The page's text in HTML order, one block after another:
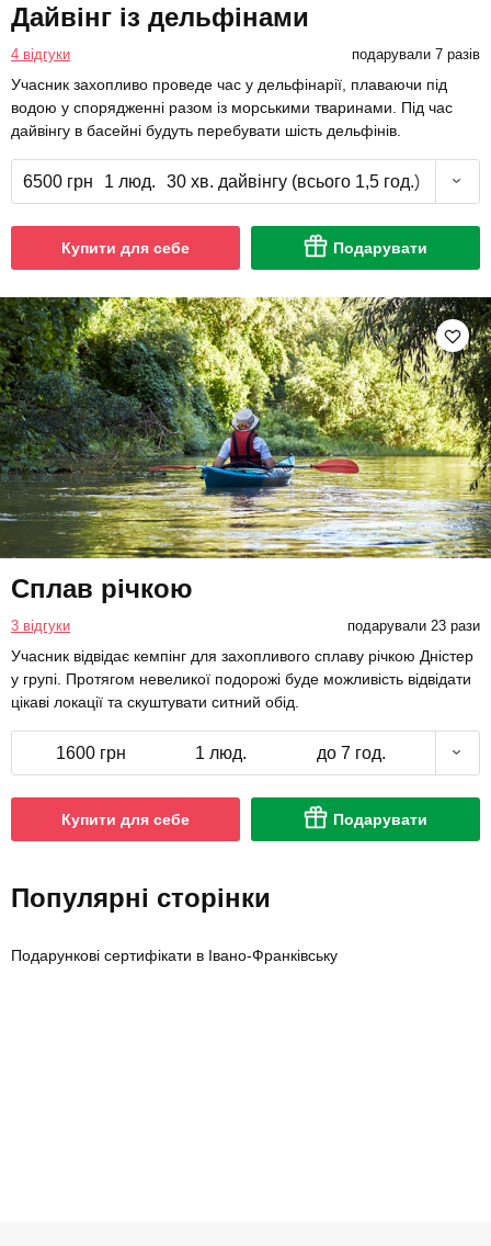
Дайвінг із дельфінами
4 відгуки подарували 7 разів
Учасник захопливо проведе час у дельфінарії, плаваючи під
водою у спорядженні разом із морськими тваринами. Під час
дайвінгу в басейні будуть перебувати шість дельфінів.
6500 грн 1 люд. 30 хв. дайвінгу (всього 1,5 год.)
Купити для себе Подарувати
Сплав річкою
3 відгуки подарували 23 рази
Учасник відвідає кемпінг для захопливого сплаву річкою Дністер
у групі. Протягом невеликої подорожі буде можливість відвідати
цікаві локації та скуштувати ситний обід.
1600 грн 1 люд. до 7 год.
Купити для себе Подарувати
Популярні сторінки
Подарункові сертифікати в Івано-Франківську